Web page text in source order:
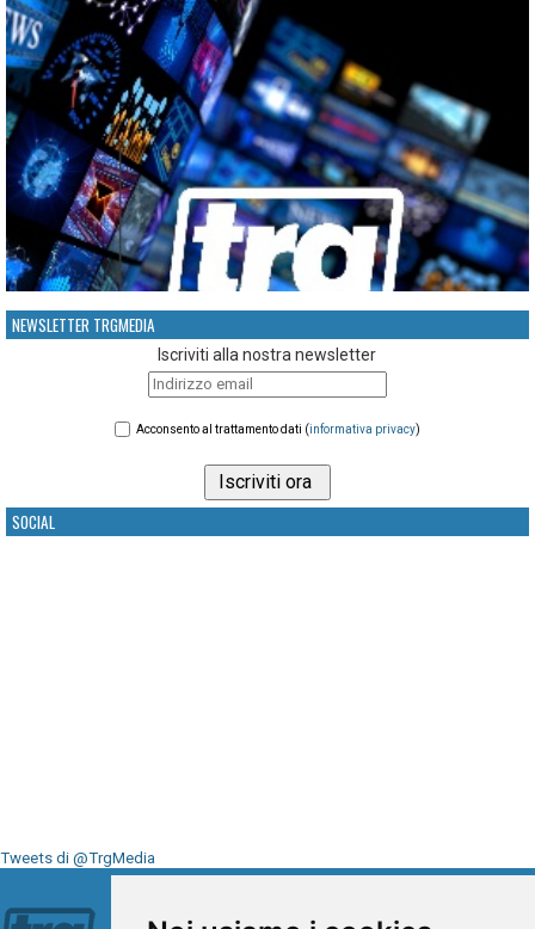
NEWSLETTER TRGMEDIA
Iscriviti alla nostra newsletter
Acconsento al trattamento dati (informativa privacy)
SOCIAL
Tweets di @TrgMedia